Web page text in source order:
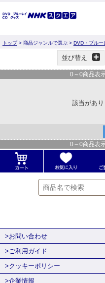
トップ> 商品ジャンルで選ぶ > DVD・ブルー
並び替え
0 ～ 0商品表
該当があり
0 ～ 0商品表
>お問い合わせ
>ご利用ガイド
>クッキーポリシー
>企業情報